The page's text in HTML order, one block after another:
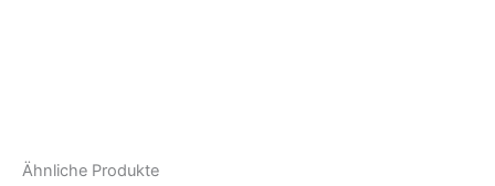
Ähnliche Produkte